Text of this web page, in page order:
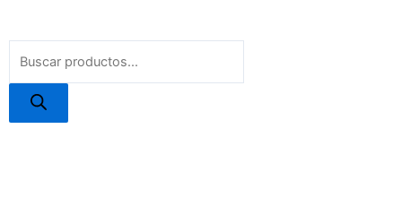
de
productos